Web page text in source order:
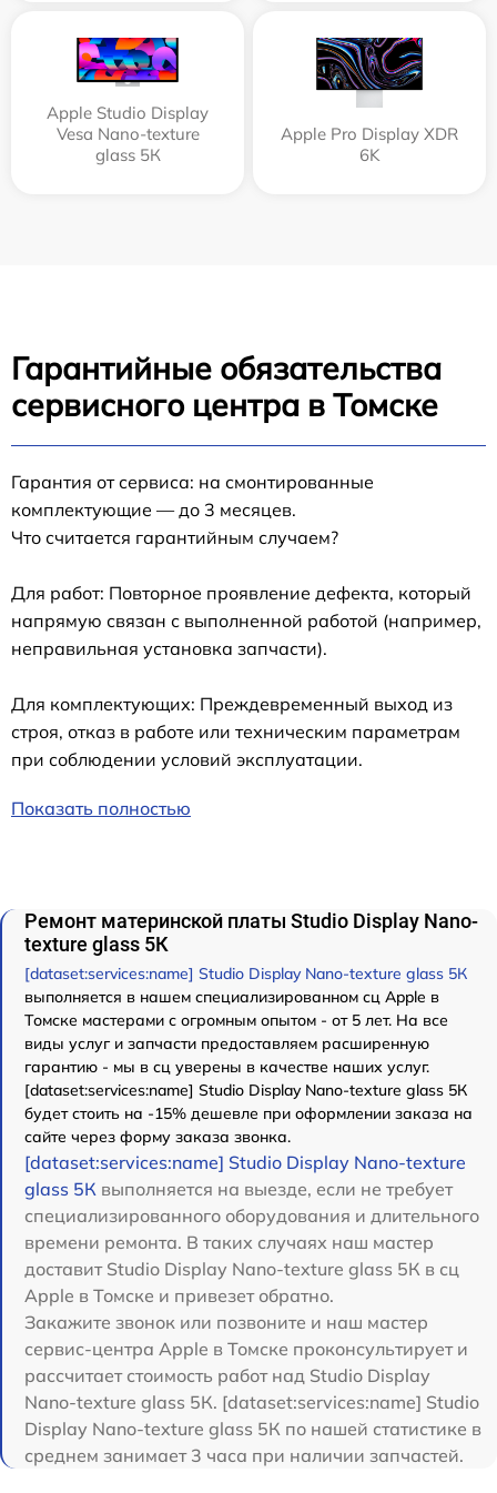
Apple Studio Display
Vesa Nano-texture
glass 5К
Apple Pro Display XDR
6K
Гарантийные обязательства
сервисного центра в Томске
Гарантия от сервиса: на смонтированные
комплектующие — до 3 месяцев.
Что считается гарантийным случаем?
Для работ: Повторное проявление дефекта, который
напрямую связан с выполненной работой (например,
неправильная установка запчасти).
Для комплектующих: Преждевременный выход из
строя, отказ в работе или техническим параметрам
при соблюдении условий эксплуатации.
Показать полностью
Ремонт материнской платы Studio Display Nano-
texture glass 5К
[dataset:services:name] Studio Display Nano-texture glass 5К
выполняется в нашем специализированном сц Apple в
Томске мастерами с огромным опытом - от 5 лет. На все
виды услуг и запчасти предоставляем расширенную
гарантию - мы в сц уверены в качестве наших услуг.
[dataset:services:name] Studio Display Nano-texture glass 5К
будет стоить на -15% дешевле при оформлении заказа на
сайте через форму заказа звонка.
[dataset:services:name] Studio Display Nano-texture
glass 5К выполняется на выезде, если не требует
специализированного оборудования и длительного
времени ремонта. В таких случаях наш мастер
доставит Studio Display Nano-texture glass 5К в сц
Apple в Томске и привезет обратно.
Закажите звонок или позвоните и наш мастер
сервис-центра Apple в Томске проконсультирует и
рассчитает стоимость работ над Studio Display
Nano-texture glass 5К. [dataset:services:name] Studio
Display Nano-texture glass 5К по нашей статистике в
среднем занимает 3 часа при наличии запчастей.